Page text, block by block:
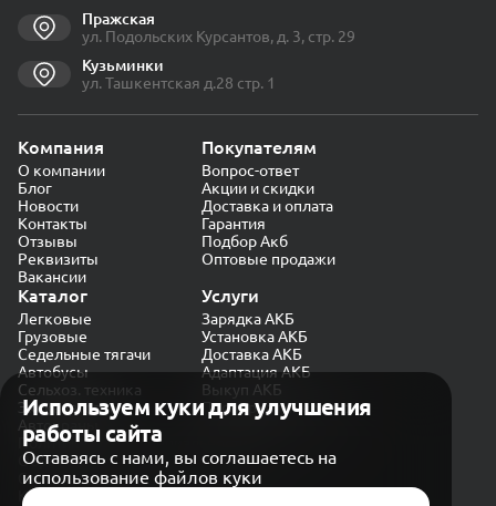
Используем куки для улучшения
работы сайта
Оставаясь с нами, вы соглашаетесь на
использование файлов куки
Пражская
ул. Подольских Курсантов, д. 3, стр. 29
Кузьминки
ул. Ташкентская д.28 стр. 1
Компания
О компании
Блог
Новости
Контакты
Отзывы
Реквизиты
Вакансии
Покупателям
Вопрос-ответ
Акции и скидки
Доставка и оплата
Гарантия
Подбор Акб
Оптовые продажи
Каталог
Легковые
Грузовые
Седельные тягачи
Автобусы
Сельхоз. техника
Экскаваторы
Автокраны
Услуги
Зарядка АКБ
Установка АКБ
Доставка АКБ
Адаптация АКБ
Выкуп АКБ
Проверка генератора
Политика конфиденциальности
Обработка персональных данных
Согласие на обработку в «Яндекс.Метрика»
Карта сайта